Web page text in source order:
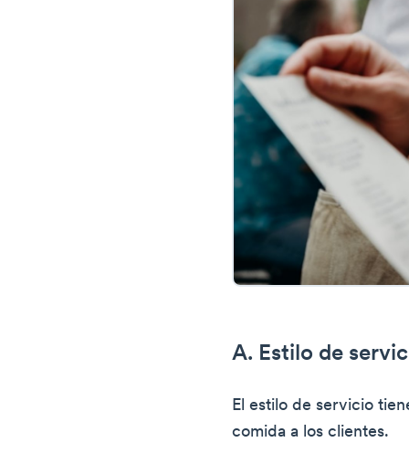
A. Estilo de
El estilo de servicio
comida a los clientes.